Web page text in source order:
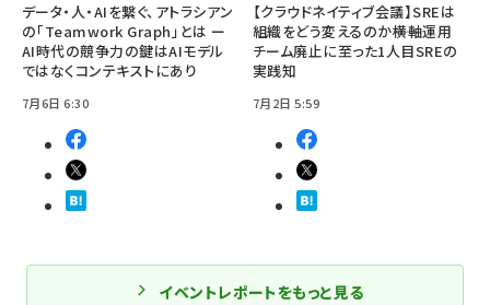
データ・人・AIを繋ぐ、アトラシアン
の「Teamwork Graph」とは ー
AI時代の競争力の鍵はAIモデル
ではなくコンテキストにあり
7月6日 6:30
【クラウドネイティブ会議】SREは
組織をどう変えるのか――横軸運用
チーム廃止に至った1人目SREの
実践知
7月2日 5:59
イベントレポートをもっと見る